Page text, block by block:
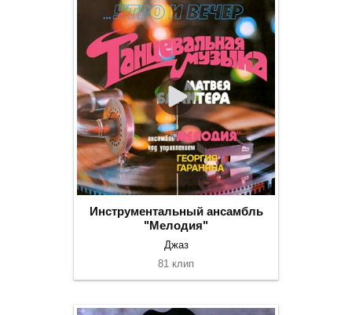
Инструментальный ансамбль
"Мелодия"
Джаз
81 клип